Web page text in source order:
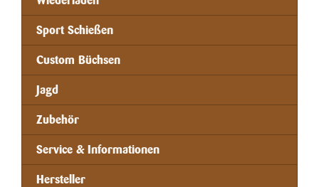
Sport Schießen
Custom Büchsen
Jagd
Zubehör
Service & Informationen
Hersteller